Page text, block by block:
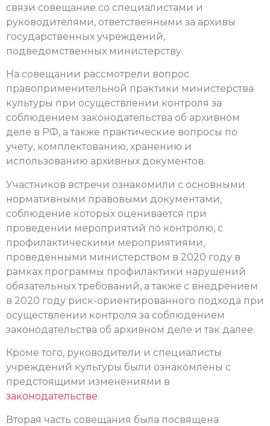
связи совещание со специалистами и
руководителями, ответственными за архивы
государственных учреждений,
подведомственных министерству.
На совещании рассмотрели вопрос
правоприменительной практики министерства
культуры при осуществлении контроля за
соблюдением законодательства об архивном
деле в РФ, а также практические вопросы по
учету, комплектованию, хранению и
использованию архивных документов.
Участников встречи ознакомили с основными
нормативными правовыми документами,
соблюдение которых оценивается при
проведении мероприятий по контролю, с
профилактическими мероприятиями,
проведенными министерством в 2020 году в
рамках программы профилактики нарушений
обязательных требований, а также с внедрением
в 2020 году риск-ориентированного подхода при
осуществлении контроля за соблюдением
законодательства об архивном деле и так далее.
Кроме того, руководители и специалисты
учреждений культуры были ознакомлены с
предстоящими изменениями в
законодательстве.
Вторая часть совещания была посвящена